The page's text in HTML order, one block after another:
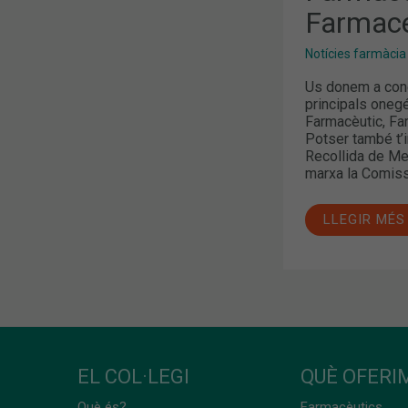
Notícies farmàcia
Us donem a
principals
Farmacèutic,
Potser també
Recollida de
marxa la
LLEGIR MÉS
EL COL·LEGI QUÈ